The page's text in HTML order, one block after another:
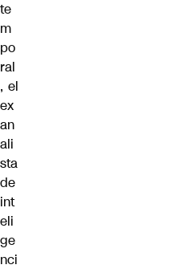
te
m
po
ral
, el
ex
an
ali
sta
de
int
eli
ge
nci